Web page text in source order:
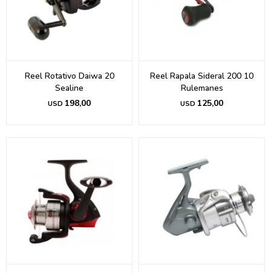
Reel Rotativo Daiwa 20
Sealine
USD 198,00
Reel Rapala Sideral 200 10
Rulemanes
USD 125,00